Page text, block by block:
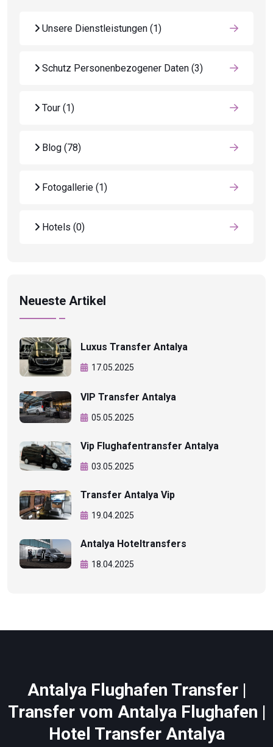
Unsere Dienstleistungen (1)
Schutz Personenbezogener Daten (3)
Tour (1)
Blog (78)
Fotogallerie (1)
Hotels (0)
Neueste Artikel
Luxus Transfer Antalya
17.05.2025
VIP Transfer Antalya
05.05.2025
Vip Flughafentransfer Antalya
03.05.2025
Transfer Antalya Vip
19.04.2025
Antalya Hoteltransfers
18.04.2025
Antalya Flughafen Transfer |
Transfer vom Antalya Flughafen |
Hotel Transfer Antalya